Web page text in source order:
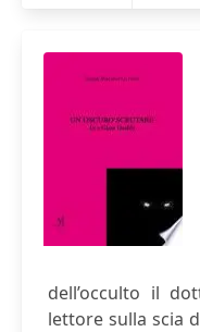
dell’occulto il
lettore sulla scia